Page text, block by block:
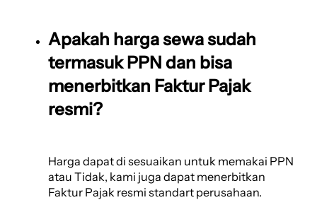
Apakah harga sewa sudah
termasuk PPN dan bisa
menerbitkan Faktur Pajak
resmi?
Harga dapat di sesuaikan untuk memakai PPN
atau Tidak, kami juga dapat menerbitkan
Faktur Pajak resmi standart perusahaan.